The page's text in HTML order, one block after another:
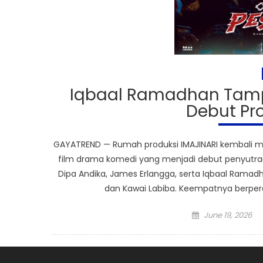
Iqbaal Ramadhan
Debut
GAYATREND — Rumah produksi IMAJINARI
film drama komedi yang menjadi debut
Dipa Andika, James Erlangga, serta Iqbaal
dan Kawai Labiba. Keempatnya
Posted
June 19, 2026